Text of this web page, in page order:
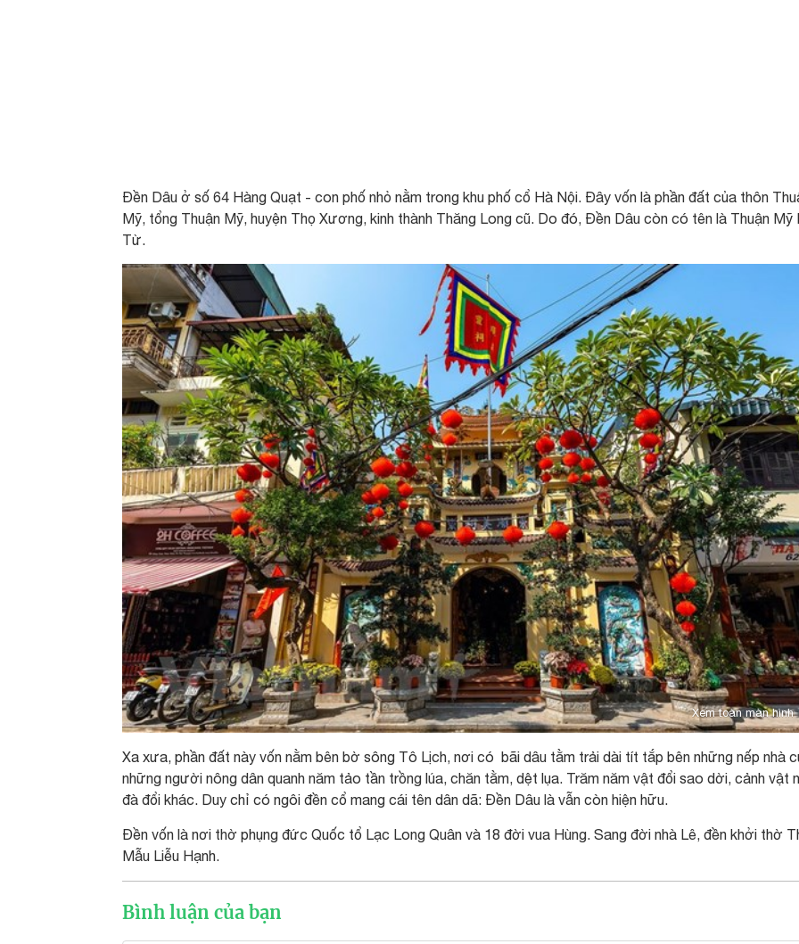
Đền Dâu ở số 64 Hàng Quạt - con phố nhỏ nằm trong khu phố cổ Hà Nội. Đây vốn là phần đất của thôn
Mỹ, tổng Thuận Mỹ, huyện Thọ Xương, kinh thành Thăng Long cũ. Do đó, Đền Dâu còn có tên là Thuận Mỹ
Từ.
Xem toàn màn hình
Xa xưa, phần đất này vốn nằm bên bờ sông Tô Lịch, nơi có bãi dâu tằm trải dài tít tắp bên những nếp nhà
những người nông dân quanh năm tảo tần trồng lúa, chăn tằm, dệt lụa. Trăm năm vật đổi sao dời, cảnh vật
đà đổi khác. Duy chỉ có ngôi đền cổ mang cái tên dân dã: Đền Dâu là vẫn còn hiện hữu.
Đền vốn là nơi thờ phụng đức Quốc tổ Lạc Long Quân và 18 đời vua Hùng. Sang đời nhà Lê, đền khởi thờ
Mẫu Liễu Hạnh.
Bình luận của bạn